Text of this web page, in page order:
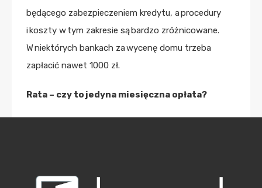
będącego zabezpieczeniem kredytu, a procedury
i koszty w tym zakresie są bardzo zróżnicowane.
W niektórych bankach za wycenę domu trzeba
zapłacić nawet 1000 zł.
Rata – czy to jedyna miesięczna opłata?
swoje możliwości finansowe i podejmuje decyzje